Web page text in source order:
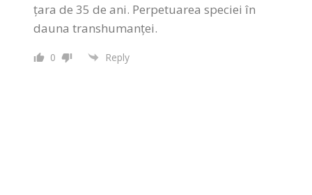
țara de 35 de ani. Perpetuarea speciei în
dauna transhumanței.
0 Reply